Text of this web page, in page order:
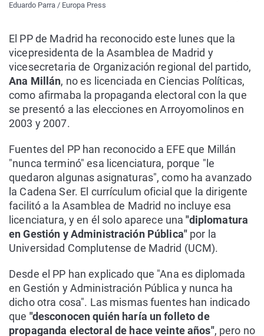
Eduardo Parra / Europa Press
El PP de Madrid ha reconocido este lunes que la
vicepresidenta de la Asamblea de Madrid y
vicesecretaria de Organización regional del partido,
Ana Millán, no es licenciada en Ciencias Políticas,
como afirmaba la propaganda electoral con la que
se presentó a las elecciones en Arroyomolinos en
2003 y 2007.
Fuentes del PP han reconocido a EFE que Millán
"nunca terminó" esa licenciatura, porque "le
quedaron algunas asignaturas", como ha avanzado
la Cadena Ser. El currículum oficial que la dirigente
facilitó a la Asamblea de Madrid no incluye esa
licenciatura, y en él solo aparece una"diplomatura
en Gestión y Administración Pública" por la
Universidad Complutense de Madrid (UCM).
Desde el PP han explicado que "Ana es diplomada
en Gestión y Administración Pública y nunca ha
dicho otra cosa". Las mismas fuentes han indicado
que "desconocen quién haría un folleto de
propaganda electoral de hace veinte años", pero no